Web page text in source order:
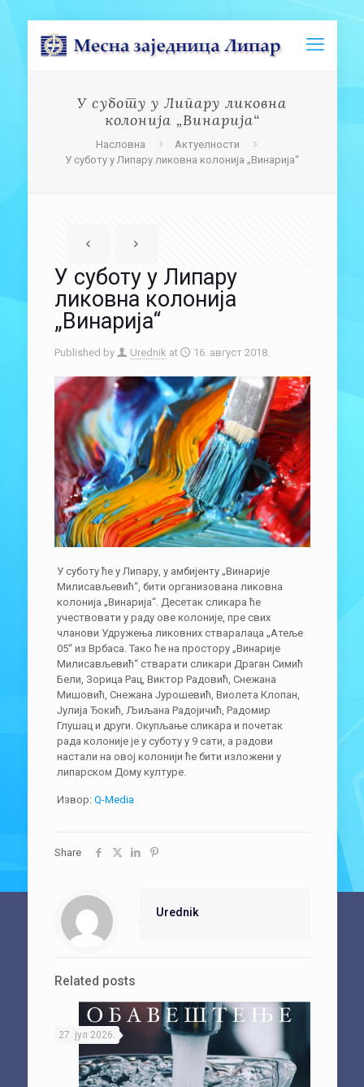
У суботу у Липару ликовна
колонија „Винарија“
Насловна
Актуелности
У суботу у Липару ликовна колонија „Винарија“
У суботу у Липару
ликовна колонија
„Винарија“
Published by Urednik at 16. август 2018.
У суботу ће у Липару, у амбијенту „Винарије
Милисављевић“, бити организована ликовна
колонија „Винарија“. Десетак сликара ће
учествовати у раду ове колоније, пре свих
чланови Удружења ликовних стваралаца „Атеље
05“ из Врбаса. Тако ће на простору „Винарије
Милисављевић“ стварати сликари Драган Симић
Бели, Зорица Рац, Виктор Радовић, Снежана
Мишовић, Снежана Јурошевић, Виолета Клопан,
Јулија Ђокић, Љиљана Радојичић, Радомир
Глушац и други. Окупљање сликара и почетак
рада колоније је у суботу у 9 сати, а радови
настали на овој колонији ће бити изложени у
липарском Дому културе.
Извор: Q-Media
Share
Urednik
Related posts
27. јул 2026.